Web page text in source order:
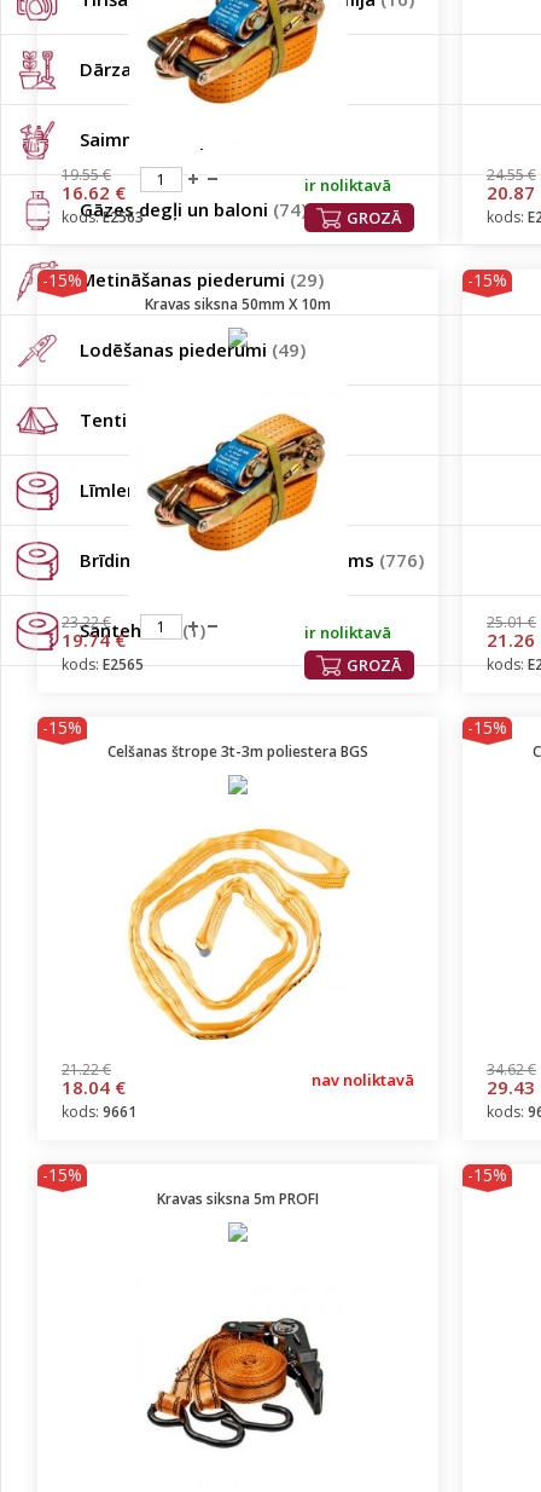
Dārza piederumi(201)
Saimniecības preces
Gāzes degļi un baloni (74)
Metināšanas piederumi (29)
Lodēšanas piederumi (49)
Tenti
Līmlentas/Plēves(196)
Brīdinājuma lentas un aprīkojums (776)
Santehnika (1)
19.55 €
16.62 €
ir noliktavā
GROZĀ
kods:E2563
24.55 €
20.87
kods:
-15%
Kravas siksna 50mm X 10m
23.22 €
19.74 €
ir noliktavā
GROZĀ
kods:E2565
-15%
25.01 €
21.26
kods:
-15%
Celšanas štrope 3t-3m poliestera BGS
21.22 €
18.04 € nav noliktavā
kods: 9661
-15%
34.62 €
29.43
kods:
-15%
Kravas siksna 5m PROFI
-15%